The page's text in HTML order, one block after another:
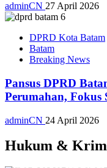
adminCN 27 April 2026
DPRD Kota Batam
Batam
Breaking News
Pansus DPRD
Perumahan, Fokus
adminCN 24 April 2026
Hukum &